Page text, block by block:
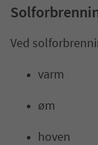
Ved
varm
øm
hoven